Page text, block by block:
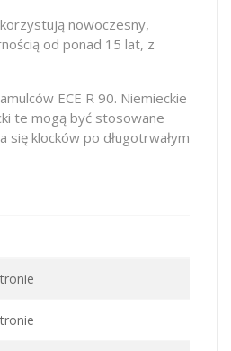
nowoczesny,
od ponad 15 lat, z
ECE R 90. Niemieckie
te mogą być stosowane
klocków po długotrwałym